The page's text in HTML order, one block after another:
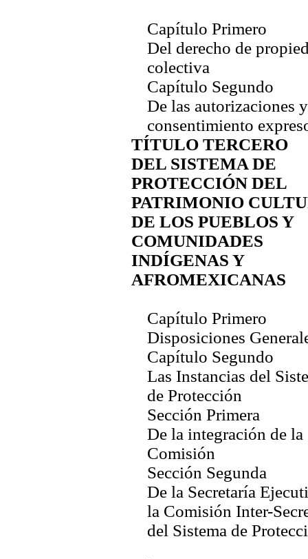
Capítulo Primero
Del derecho de
colectiva
Capítulo Segundo
De las autorizaciones
consentimiento
TÍTULO TERCERO
DEL SISTEMA DE
PROTECCIÓN DEL
PATRIMONIO
DE LOS PUEBLOS Y
COMUNIDADES
INDÍGENAS Y
AFROMEXICANAS
Capítulo Primero
Disposiciones
Capítulo Segundo
Las Instancias del
de Protección
Sección Primera
De la integración de la
Comisión
Sección Segunda
De la Secretaría
la Comisión Inter-
del Sistema de